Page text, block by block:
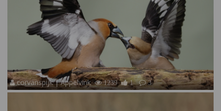
corvanspijk | Appelvink 1239 1 3